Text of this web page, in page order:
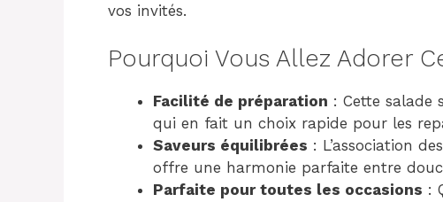
vos invités.
Pourquoi Vous Allez Adorer
Facilité de préparation : Cette salade
qui en fait un choix rapide pour les
Saveurs équilibrées : L’association
offre une harmonie parfaite entre
Parfaite pour toutes les occasions :